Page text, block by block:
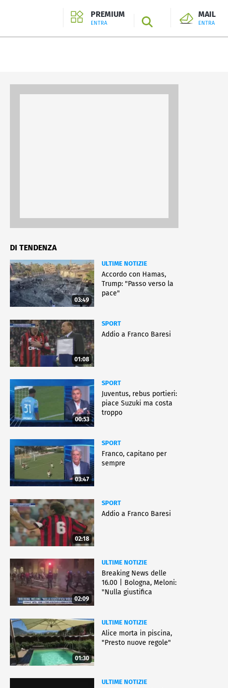
PREMIUM
ENTRA SEARCH
MAIL
ENTRA
DI TENDENZA
03:49
ULTIME NOTIZIE
Accordo con Hamas,
Trump: "Passo verso la
pace"
01:08
SPORT
Addio a Franco Baresi
00:53
SPORT
Juventus, rebus portieri:
piace Suzuki ma costa
troppo
03:47
SPORT
Franco, capitano per
sempre
02:18
SPORT
Addio a Franco Baresi
02:09
ULTIME NOTIZIE
Breaking News delle
16.00 | Bologna, Meloni:
"Nulla giustifica
01:30
ULTIME NOTIZIE
Alice morta in piscina,
"Presto nuove regole"
ULTIME NOTIZIE